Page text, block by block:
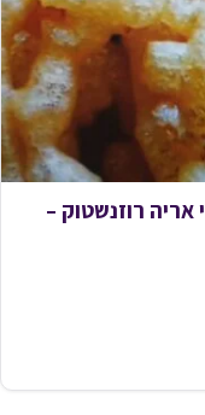
רוזנשטוק –